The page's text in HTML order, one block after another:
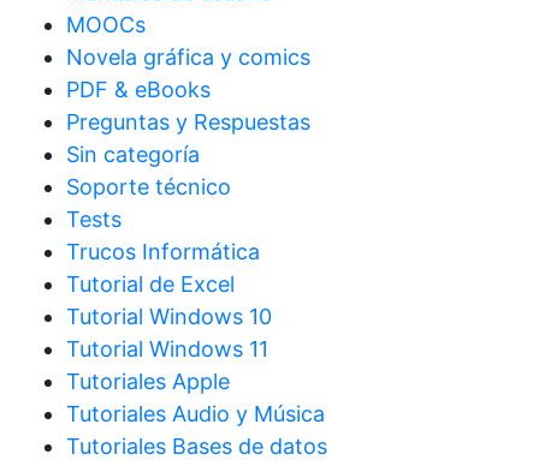
MOOCs
Novela gráfica y comics
PDF & eBooks
Preguntas y Respuestas
Sin categoría
Soporte técnico
Tests
Trucos Informática
Tutorial de Excel
Tutorial Windows 10
Tutorial Windows 11
Tutoriales Apple
Tutoriales Audio y Música
Tutoriales Bases de datos